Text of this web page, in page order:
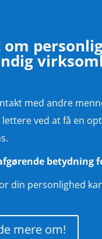
med andre
ved at få en
betydning
din personlighed
mere om!